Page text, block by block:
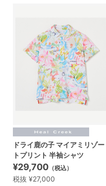
ドライ鹿の子 マイアミリゾー
トプリント 半袖シャツ
¥29,700 （税込）
税抜 ¥27,000